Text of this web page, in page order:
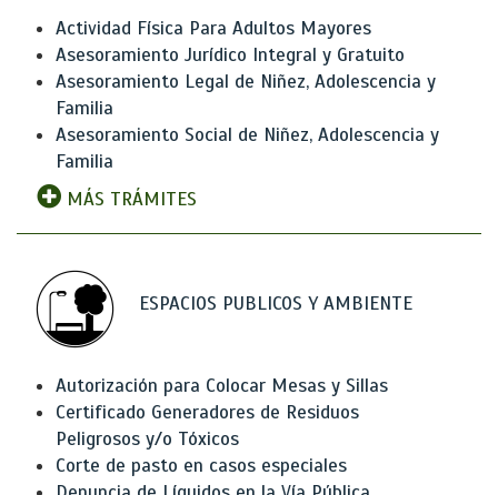
Actividad Física Para Adultos Mayores
Asesoramiento Jurídico Integral y Gratuito
Asesoramiento Legal de Niñez, Adolescencia y
Familia
Asesoramiento Social de Niñez, Adolescencia y
Familia
MÁS TRÁMITES
ESPACIOS PUBLICOS Y AMBIENTE
Autorización para Colocar Mesas y Sillas
Certificado Generadores de Residuos
Peligrosos y/o Tóxicos
Corte de pasto en casos especiales